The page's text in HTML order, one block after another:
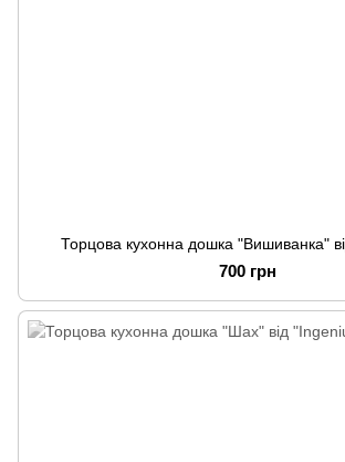
Торцова кухонна дошка "Вишиванка"
700 грн